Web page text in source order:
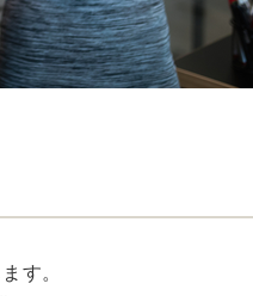
す。